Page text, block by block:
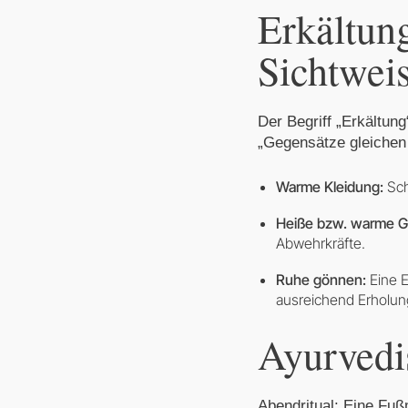
Der Begriff
„Gegensätze
Warme Kleidung:
Heiße bzw. warme
Abwehrkräfte.
Ruhe gönnen: Eine
ausreichend